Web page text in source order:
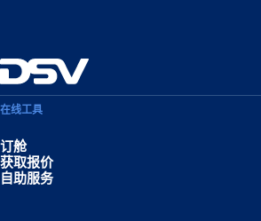
在线工具
订舱
获取报价
自助服务